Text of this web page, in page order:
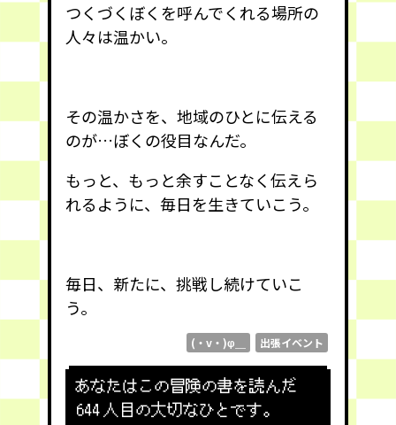
つくづくぼくを呼んでくれる場所の
人々は温かい。
その温かさを、地域のひとに伝える
のが…ぼくの役目なんだ。
もっと、もっと余すことなく伝えら
れるように、毎日を生きていこう。
毎日、新たに、挑戦し続けていこ
う。
(・v・)φ＿ 出張イベント
あなたはこの冒険の書を読んだ
644 人目の大切なひとです。